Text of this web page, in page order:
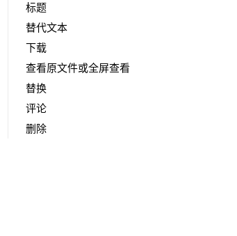
标题
替代文本
下载
查看原文件或全屏查看
替换
评论
删除